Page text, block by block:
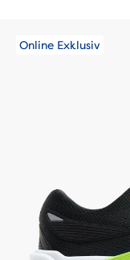
Online Exklusiv